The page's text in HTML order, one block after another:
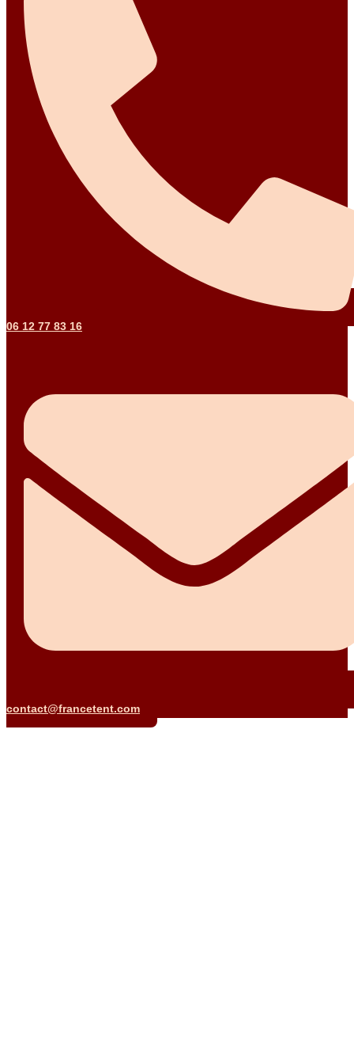
06 12 77 83 16
contact@francetent.com